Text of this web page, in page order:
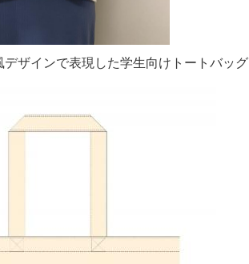
ザインで表現した学生向けトートバッグ